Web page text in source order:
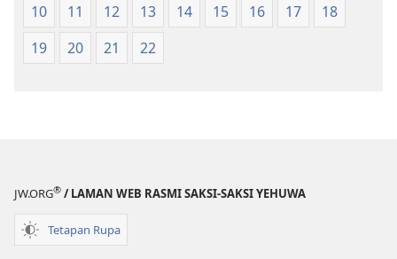
10
11 12 13 14 15 16 17
18
19
20 21 22
JW.ORG® / LAMAN WEB RASMI SAKSI-SAKSI YEHUWA
Tetapan Rupa